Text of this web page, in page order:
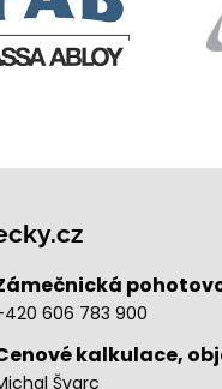
606 783 900
kalkulace,
Švarc